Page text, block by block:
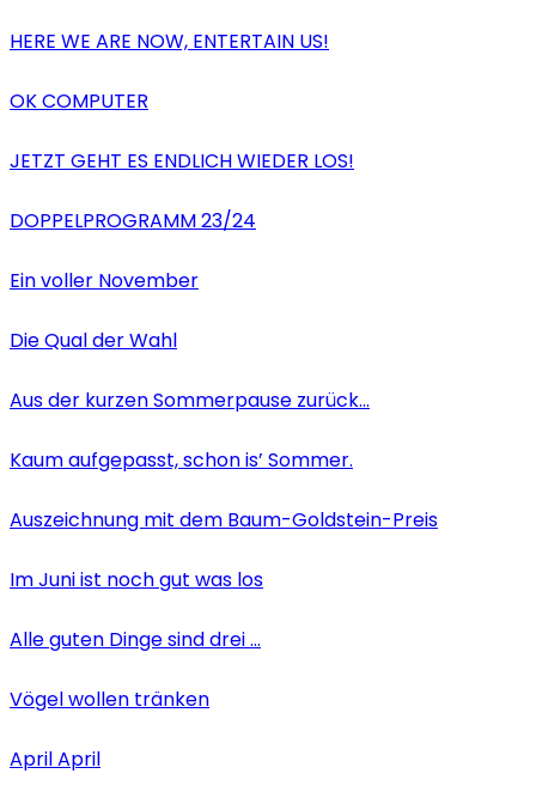
HERE WE ARE NOW, ENTERTAIN US!
OK COMPUTER
JETZT GEHT ES ENDLICH WIEDER LOS!
DOPPELPROGRAMM 23/24
Ein voller November
Die Qual der Wahl
Aus der kurzen Sommerpause zurück…
Kaum aufgepasst, schon is’ Sommer.
Auszeichnung mit dem Baum-Goldstein-Preis
Im Juni ist noch gut was los
Alle guten Dinge sind drei …
Vögel wollen tränken
April April